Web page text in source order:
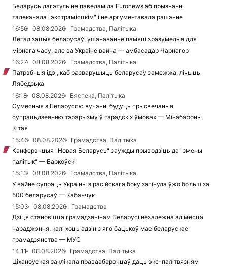
Беларусь дагэтуль не паведаміла Euronews аб прызнанні
тэлеканала "экстрэмісцкім" і не аргументавала рашэнне
16:56
08.08.2026
Грамадства, Палітыка
Легалізацыя беларусаў, ушанаванне памяці зразумелыя для
мірнага часу, але ва Украіне вайна — амбасадар Чарнагор
16:27
08.08.2026
Грамадства, Палітыка
Патрэбныя ідэі, каб разварушыць беларусаў замежжа, лічыць
Лябедзька
16:18
08.08.2026
Бяспека, Палітыка
Сумесныя з Беларуссю вучэнні будуць прысвечаныя
супрацьдзеянню тэрарызму ў гарадскіх ўмовах — Мінабароны
Кітая
15:46
08.08.2026
Грамадства, Палітыка
Канферэнцыя "Новая Беларусь" заўжды прыводзіць да "змены
палітык" — Баркоўскі
15:13
08.08.2026
Грамадства, Палітыка
У вайне супраць Украіны з расійскага боку загінула ўжо больш за
500 беларусаў — Кабанчук
15:03
08.08.2026
Грамадства
Дзіця становіцца грамадзянінам Беларусі незалежна ад месца
нараджэння, калі хоць адзін з яго бацькоў мае беларускае
грамадзянства — МУС
14:11
08.08.2026
Грамадства, Палітыка
Ціханоўская заклікала праваабаронцаў даць экс-палітвязням